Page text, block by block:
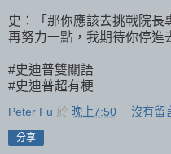
史：「那你應該去挑戰院長
再努力一點，我期待你停進
#史迪普雙關語
#史迪普超有梗
Peter Fu 於 晚上7:50 沒有留
分享